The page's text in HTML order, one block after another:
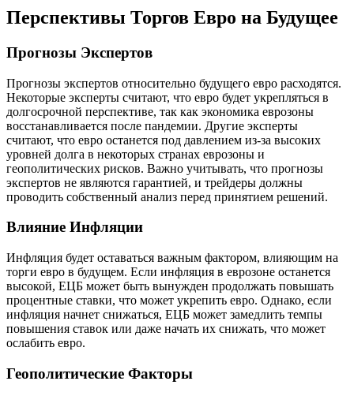
Перспективы Торгов Евро на Будущее
Прогнозы Экспертов
Прогнозы экспертов относительно будущего евро расходятся.
Некоторые эксперты считают, что евро будет укрепляться в
долгосрочной перспективе, так как экономика еврозоны
восстанавливается после пандемии. Другие эксперты
считают, что евро останется под давлением из-за высоких
уровней долга в некоторых странах еврозоны и
геополитических рисков. Важно учитывать, что прогнозы
экспертов не являются гарантией, и трейдеры должны
проводить собственный анализ перед принятием решений.
Влияние Инфляции
Инфляция будет оставаться важным фактором, влияющим на
торги евро в будущем. Если инфляция в еврозоне останется
высокой, ЕЦБ может быть вынужден продолжать повышать
процентные ставки, что может укрепить евро. Однако, если
инфляция начнет снижаться, ЕЦБ может замедлить темпы
повышения ставок или даже начать их снижать, что может
ослабить евро.
Геополитические Факторы